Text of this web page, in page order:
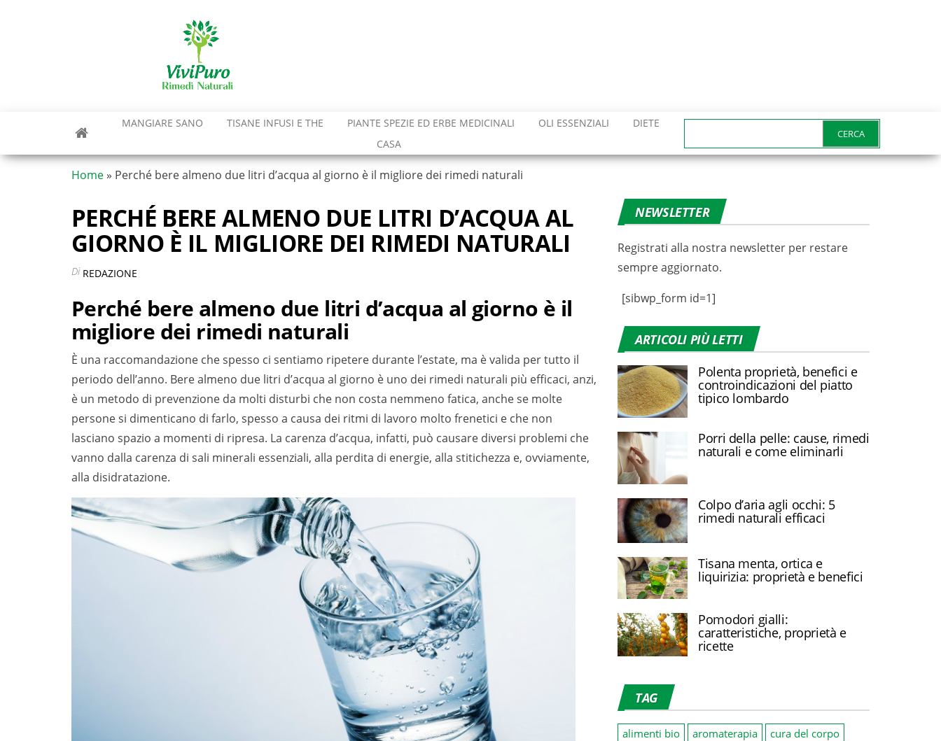
MANGIARE SANO TISANE INFUSI E THE PIANTE SPEZIE ED ERBE MEDICINALI OLI ESSENZIALI
DIETE
CASA
per:
Home » Perché bere almeno due litri d’acqua al giorno è il migliore dei rimedi naturali
PERCHÉ BERE ALMENO DUE LITRI D’ACQUA AL
GIORNO È IL MIGLIORE DEI RIMEDI NATURALI
Di REDAZIONE
Perché bere almeno due litri d’acqua al giorno è il
migliore dei rimedi naturali
È una raccomandazione che spesso ci sentiamo ripetere durante l’estate, ma è valida per tutto il
periodo dell’anno. Bere almeno due litri d’acqua al giorno è uno dei rimedi naturali più efficaci, anzi,
è un metodo di prevenzione da molti disturbi che non costa nemmeno fatica, anche se molte
persone si dimenticano di farlo, spesso a causa dei ritmi di lavoro molto frenetici e che non
lasciano spazio a momenti di ripresa. La carenza d’acqua, infatti, può causare diversi problemi che
vanno dalla carenza di sali minerali essenziali, alla perdita di energie, alla stitichezza e, ovviamente,
alla disidratazione.
NEWSLETTER
Registrati alla nostra newsletter per restare
sempre aggiornato.
[sibwp_form id=1]
ARTICOLI PIÙ LETTI
Polenta proprietà, benefici e
controindicazioni del piatto
tipico lombardo
Porri della pelle: cause, rimedi
naturali e come eliminarli
Colpo d’aria agli occhi: 5
rimedi naturali efficaci
Tisana menta, ortica e
liquirizia: proprietà e benefici
Pomodori gialli:
caratteristiche, proprietà e
ricette
TAG
alimenti bio aromaterapia
cura del corpo